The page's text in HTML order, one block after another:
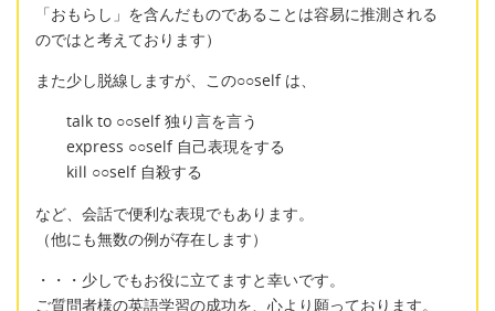
「おもらし」を含んだものであることは容易に推測される
のではと考えております）
また少し脱線しますが、この○○self は、
talk to ○○self 独り言を言う
express ○○self 自己表現をする
kill ○○self 自殺する
など、会話で便利な表現でもあります。
（他にも無数の例が存在します）
・・・少しでもお役に立てますと幸いです。
ご質問者様の英語学習の成功を、心より願っております。